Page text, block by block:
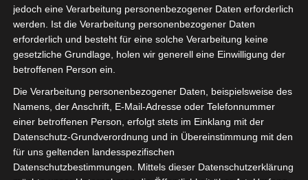
steuert auf die Ligue 2 zu
Tunesien Ligafußball
von Google Adsense (Google Ireland Limited, Gordon House, Barrow
Ireland) benötigen wir laut DSGVO Ihre Zustimmung. Es werden seitens
Daten erhoben, verarbeitet und gespeichert. Welche Daten genau
bitte den Datenschutzbedingungen.
Google Adsenseist deaktiviert. ✓ Erlauben Datenschutzbedingungen
Sie befinden sich hier:Startseite»Liga 1
jedoch eine Verarbeitung personenbezogener Daten erforderlich
werden. Ist die Verarbeitung personenbezogener Daten
erforderlich und besteht für eine solche Verarbeitung keine
gesetzliche Grundlage, holen wir generell eine Einwilligung der
betroffenen Person ein.
Die Verarbeitung personenbezogener Daten, beispielsweise des
Namens, der Anschrift, E-Mail-Adresse oder Telefonnummer
einer betroffenen Person, erfolgt stets im Einklang mit der
Datenschutz-Grundverordnung und in Übereinstimmung mit den
für uns geltenden landesspezifischen
Datenschutzbestimmungen. Mittels dieser Datenschutzerklärung